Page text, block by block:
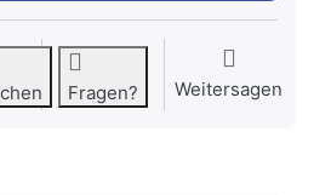
Fragen? Weitersagen